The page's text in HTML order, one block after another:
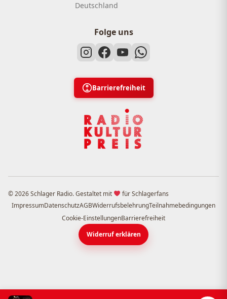
Deutschland
Folge uns
Barrierefreiheit
© 2026 Schlager Radio. Gestaltet mit
für Schlagerfans
ImpressumDatenschutzAGBWiderrufsbelehrungTeilnahmebedingungen
Cookie-EinstellungenBarrierefreiheit
Widerruf erklären